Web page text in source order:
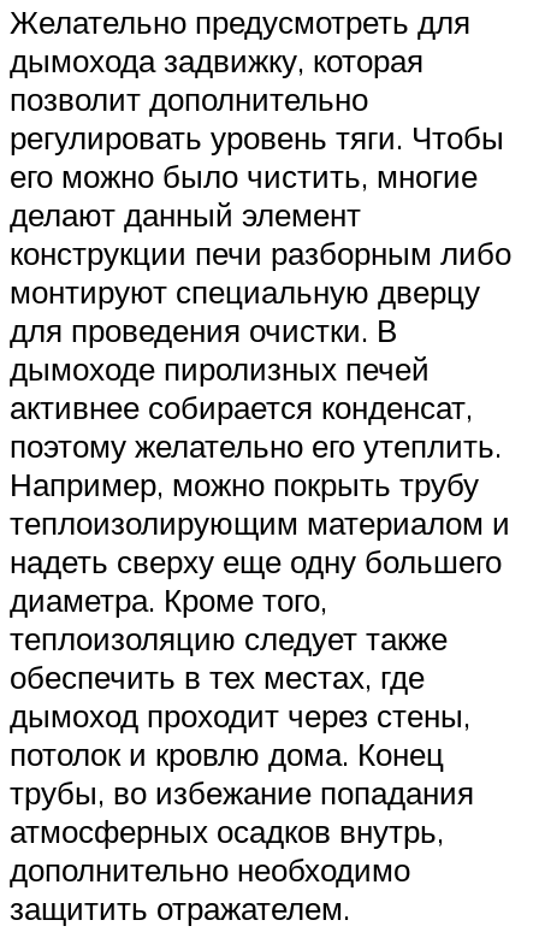
Желательно предусмотреть для
дымохода задвижку, которая
позволит дополнительно
регулировать уровень тяги. Чтобы
его можно было чистить, многие
делают данный элемент
конструкции печи разборным либо
монтируют специальную дверцу
для проведения очистки. В
дымоходе пиролизных печей
активнее собирается конденсат,
поэтому желательно его утеплить.
Например, можно покрыть трубу
теплоизолирующим материалом и
надеть сверху еще одну большего
диаметра. Кроме того,
теплоизоляцию следует также
обеспечить в тех местах, где
дымоход проходит через стены,
потолок и кровлю дома. Конец
трубы, во избежание попадания
атмосферных осадков внутрь,
дополнительно необходимо
защитить отражателем.